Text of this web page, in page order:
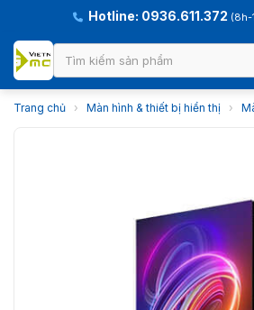
Hotline: 0936.611.372 (8h-
Trang chủ › Màn hình & thiết bị hiển thị ›